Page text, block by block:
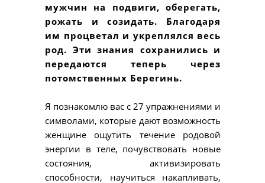
мужчин на подвиги, оберегать,
рожать и созидать. Благодаря
им процветал и укреплялся весь
род. Эти знания сохранились и
передаются теперь через
потомственных Берегинь.
Я познакомлю вас с 27 упражнениями и
символами, которые дают возможность
женщине ощутить течение родовой
энергии в теле, почувствовать новые
состояния, активизировать
способности, научиться накапливать,